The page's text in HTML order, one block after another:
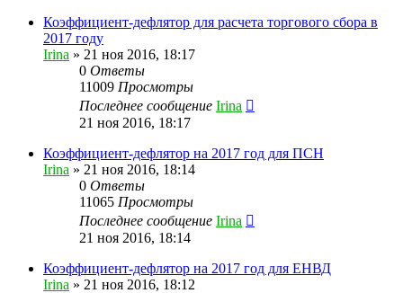
Коэффициент-дефлятор для расчета торгового сбора в
2017 году
Irina » 21 ноя 2016, 18:17
0 Ответы
11009 Просмотры
Последнее сообщение Irina
21 ноя 2016, 18:17
Коэффициент-дефлятор на 2017 год для ПСН
Irina » 21 ноя 2016, 18:14
0 Ответы
11065 Просмотры
Последнее сообщение Irina
21 ноя 2016, 18:14
Коэффициент-дефлятор на 2017 год для ЕНВД
Irina » 21 ноя 2016, 18:12